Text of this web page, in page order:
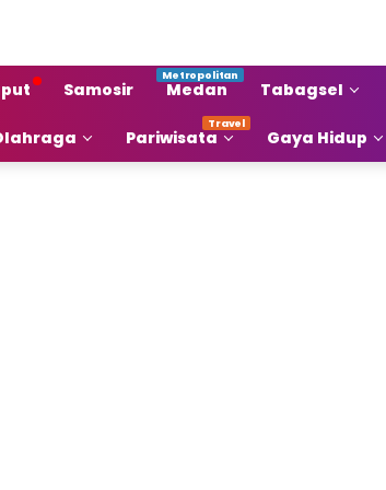
Samosir Medan Tabagsel
Pariwisata Gaya Hidup